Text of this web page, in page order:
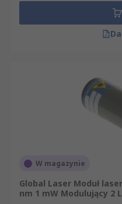
W magazynie
Global Laser Moduł
nm 1 mW Modulujący 2